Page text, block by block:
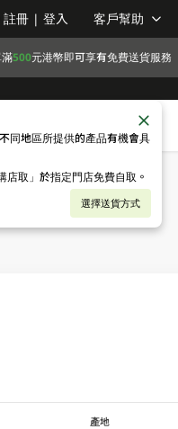
註冊 | 登入 客戶幫助
500元港幣即可享有免費送貨服務
同地區所提供的產品有機會具
店取」於指定門店免費自取。
選擇送貨方式
產地